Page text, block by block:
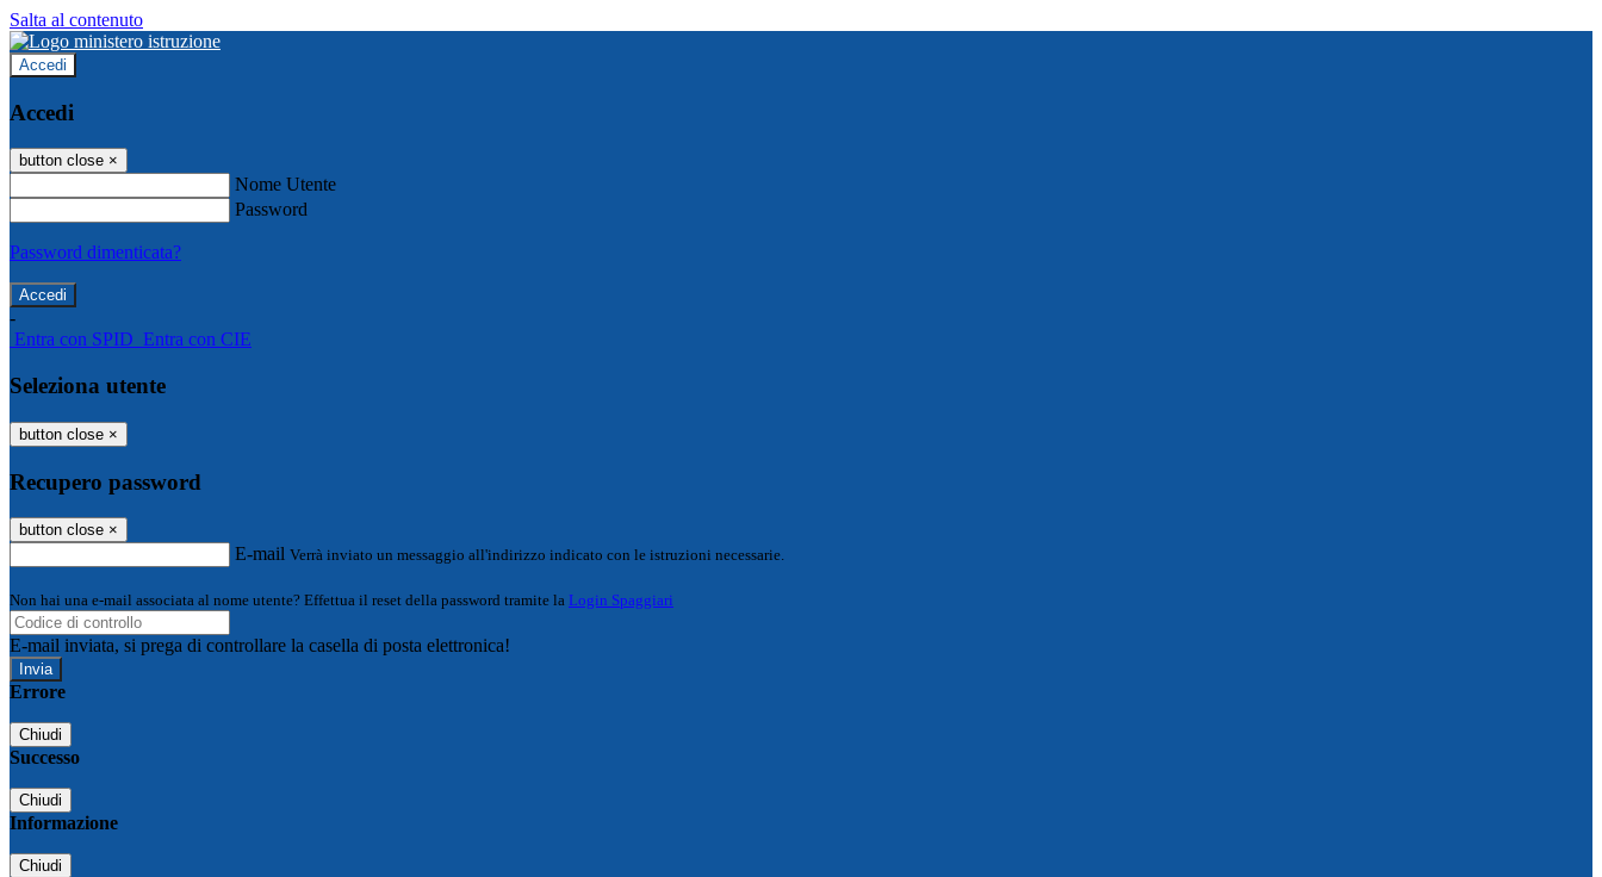
Salta al contenuto
Accedi
Accedi
button close ×
Nome Utente
Password
Password dimenticata?
-
Entra con SPID Entra con CIE
Seleziona utente
button close ×
Recupero password
button close ×
E-mail Verrà inviato un messaggio all'indirizzo indicato con le istruzioni necessarie.
Non hai una e-mail associata al nome utente? Effettua il reset della password tramite la Login Spaggiari
E-mail inviata, si prega di controllare la casella di posta elettronica!
Errore
Chiudi
Successo
Chiudi
Informazione
Chiudi